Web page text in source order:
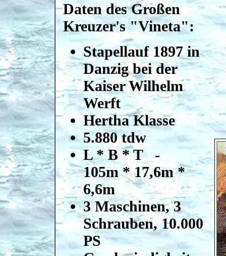
Daten des Großen
Kreuzer's "Vineta":
Stapellauf 1897 in
Danzig bei der
Kaiser Wilhelm
Werft
Hertha Klasse
5.880 tdw
L * B * T -
105m * 17,6m *
6,6m
3 Maschinen, 3
Schrauben, 10.000
PS